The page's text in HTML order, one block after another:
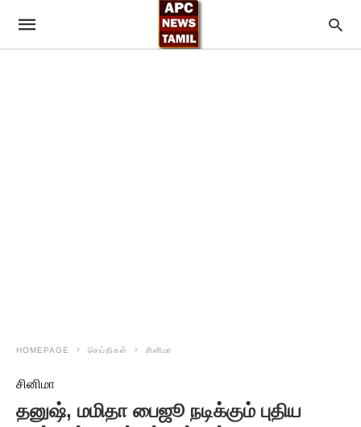
HOMEPAGE செய்திகள் சினிமா
சினிமா
தனுஷ், மமிதா பைஜூ நடிக்கும் புதிய